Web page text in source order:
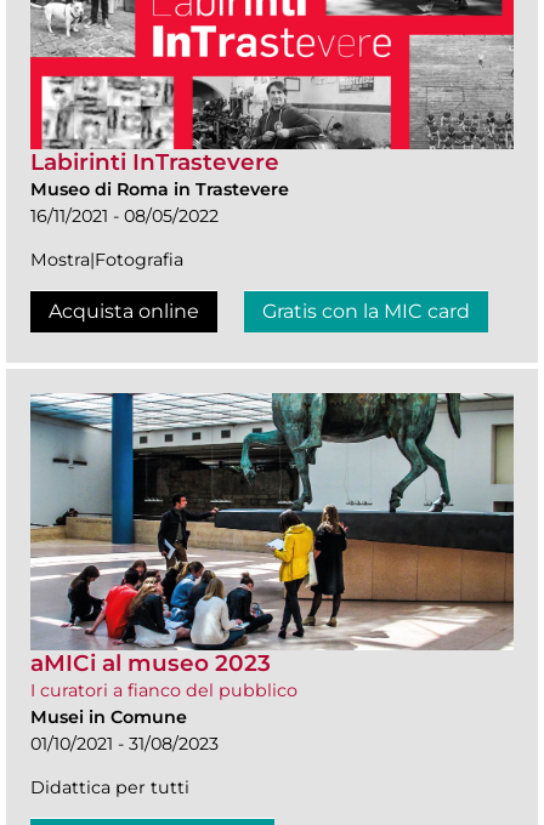
Labirinti InTrastevere
Museo di Roma in Trastevere
16/11/2021 - 08/05/2022
Mostra|Fotografia
Acquista online Gratis con la MIC card
aMICi al museo 2023
I curatori a fianco del pubblico
Musei in Comune
01/10/2021 - 31/08/2023
Didattica per tutti